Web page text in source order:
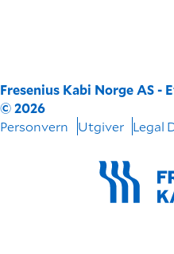
Fresenius Kabi Norge AS -
© 2026
Personvern
Utgiver Legal